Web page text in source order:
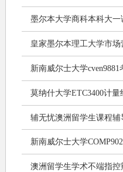
墨尔本大学商科本科大一
皇家墨尔本理工大学市
新南威尔士大学cven9881
莫纳什大学ETC3400计量
辅无忧澳洲留学生课程辅
新南威尔士大学
澳洲留学生学术不端指控